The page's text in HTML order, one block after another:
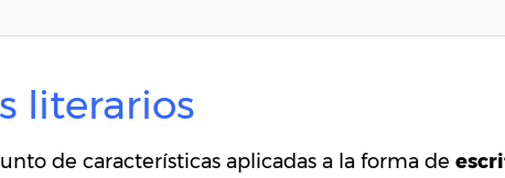
literarios
de características aplicadas a la forma de